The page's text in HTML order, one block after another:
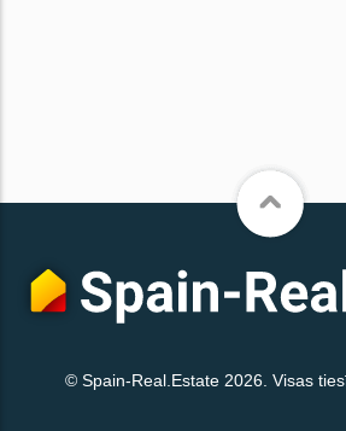
© Spain-Real.Estate 2026. Visas